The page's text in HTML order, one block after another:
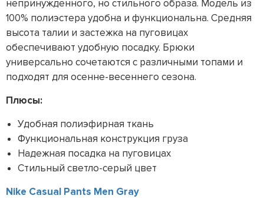
непринужденного, но стильного образа. Модель из
100% полиэстера удобна и функциональна. Средняя
высота талии и застежка на пуговицах
обеспечивают удобную посадку. Брюки
универсально сочетаются с различными топами и
подходят для осенне-весеннего сезона.
Плюсы:
Удобная полиэфирная ткань
Функциональная конструкция груза
Надежная посадка на пуговицах
Стильный светло-серый цвет
Nike Casual Pants Men Gray